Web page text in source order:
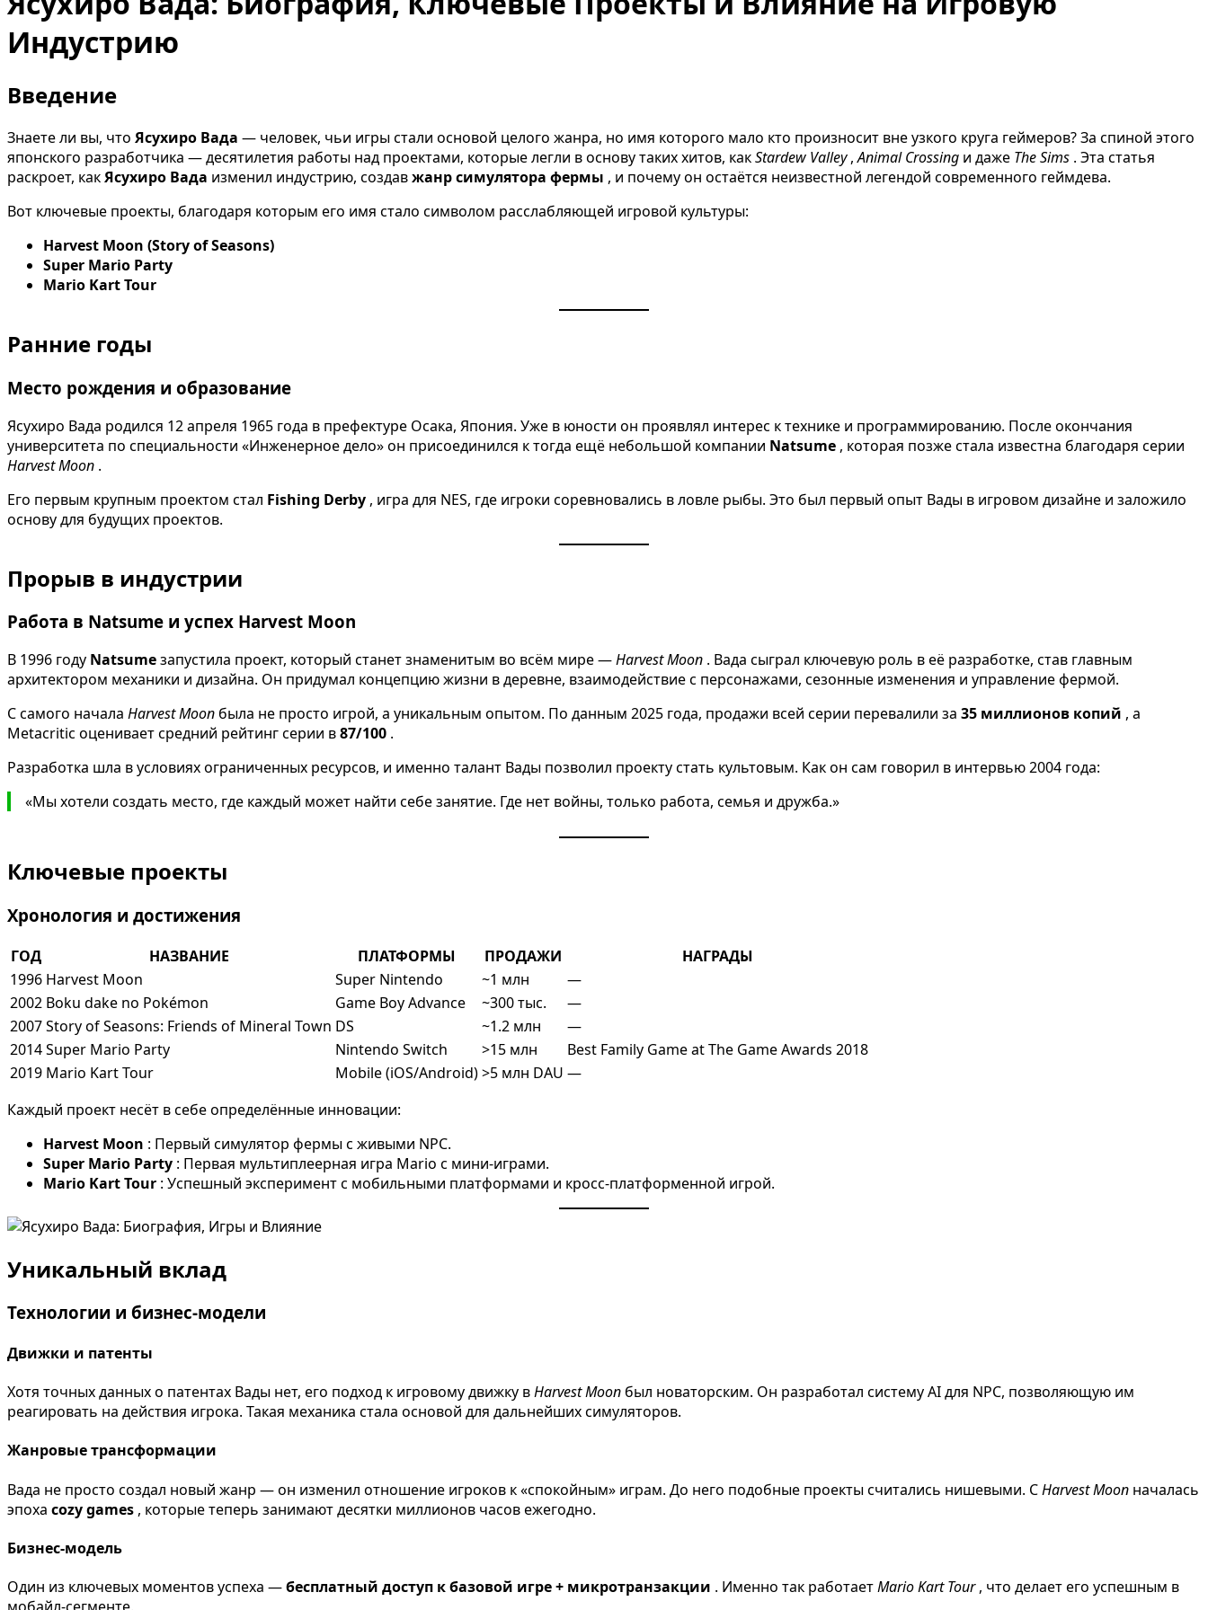
Индустрию
Введение
Знаете ли вы, что Ясухиро Вада — человек, чьи игры стали основой целого жанра, но имя которого мало кто произносит вне узкого круга геймеров? За спиной этого
японского разработчика — десятилетия работы над проектами, которые легли в основу таких хитов, какStardew Valley,Animal Crossing и даже The Sims . Эта статья
раскроет, какЯсухиро Вада изменил индустрию, создавжанр симулятора фермы , и почему он остаётся неизвестной легендой современного геймдева.
Вот ключевые проекты, благодаря которым его имя стало символом расслабляющей игровой культуры:
Harvest Moon (Story of Seasons)
Super Mario Party
Mario Kart Tour
Ранние годы
Место рождения и образование
Ясухиро Вада родился 12 апреля 1965 года в префектуре Осака, Япония. Уже в юности он проявлял интерес к технике и программированию. После окончания
университета по специальности «Инженерное дело» он присоединился к тогда ещё небольшой компании Natsume , которая позже стала известна благодаря серии
Harvest Moon .
Его первым крупным проектом стал Fishing Derby , игра для NES, где игроки соревновались в ловле рыбы. Это был первый опыт Вады в игровом дизайне и заложило
основу для будущих проектов.
Прорыв в индустрии
Работа в Natsume и успех Harvest Moon
В 1996 году Natsumeзапустила проект, который станет знаменитым во всём мире —Harvest Moon . Вада сыграл ключевую роль в её разработке, став главным
архитектором механики и дизайна. Он придумал концепцию жизни в деревне, взаимодействие с персонажами, сезонные изменения и управление фермой.
С самого начала Harvest Moon была не просто игрой, а уникальным опытом. По данным 2025 года, продажи всей серии перевалили за 35 миллионов копий , а
Metacritic оценивает средний рейтинг серии в87/100 .
Разработка шла в условиях ограниченных ресурсов, и именно талант Вады позволил проекту стать культовым. Как он сам говорил в интервью 2004 года:
«Мы хотели создать место, где каждый может найти себе занятие. Где нет войны, только работа, семья и дружба.»
Ключевые проекты
Хронология и достижения
ГОД НАЗВАНИЕ ПЛАТФОРМЫ ПРОДАЖИ
НАГРАДЫ
1996 Harvest Moon Super Nintendo ~1 млн
—
2002 Boku dake no Pokémon Game Boy Advance ~300 тыс.
—
2007Story of Seasons: Friends of Mineral Town DS ~1.2 млн
—
2014Super Mario Party Nintendo Switch >15 млн
Best Family Game at The Game Awards 2018
2019 Mario Kart Tour Mobile (iOS/Android)>5 млн DAU —
Каждый проект несёт в себе определённые инновации:
Harvest Moon : Первый симулятор фермы с живыми NPC.
Super Mario Party : Первая мультиплеерная игра Mario с мини-играми.
Mario Kart Tour : Успешный эксперимент с мобильными платформами и кросс-платформенной игрой.
Уникальный вклад
Технологии и бизнес-модели
Движки и патенты
Хотя точных данных о патентах Вады нет, его подход к игровому движку вHarvest Moon был новаторским. Он разработал систему AI для NPC, позволяющую им
реагировать на действия игрока. Такая механика стала основой для дальнейших симуляторов.
Жанровые трансформации
Вада не просто создал новый жанр — он изменил отношение игроков к «спокойным» играм. До него подобные проекты считались нишевыми. СHarvest Moon началась
эпоха cozy games , которые теперь занимают десятки миллионов часов ежегодно.
Бизнес-модель
Один из ключевых моментов успеха —бесплатный доступ к базовой игре + микротранзакции . Именно так работаетMario Kart Tour, что делает его успешным в